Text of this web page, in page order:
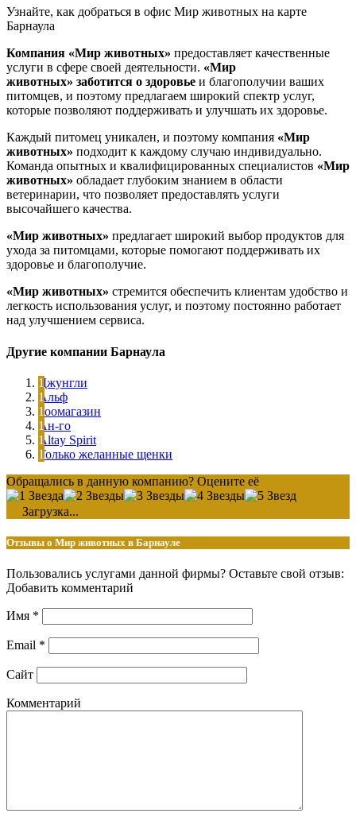
Узнайте, как добраться в офис Мир животных на карте
Барнаула
Компания «Мир животных» предоставляет качественные
услуги в сфере своей деятельности. «Мир
животных» заботится о здоровье и благополучии ваших
питомцев, и поэтому предлагаем широкий спектр услуг,
которые позволяют поддерживать и улучшать их здоровье.
Каждый питомец уникален, и поэтому компания «Мир
животных» подходит к каждому случаю индивидуально.
Команда опытных и квалифицированных специалистов «Мир
животных» обладает глубоким знанием в области
ветеринарии, что позволяет предоставлять услуги
высочайшего качества.
«Мир животных» предлагает широкий выбор продуктов для
ухода за питомцами, которые помогают поддерживать их
здоровье и благополучие.
«Мир животных» стремится обеспечить клиентам удобство и
легкость использования услуг, и поэтому постоянно работает
над улучшением сервиса.
Другие компании Барнаула
Джунгли
Альф
Зоомагазин
Ан-го
Altay Spirit
Только желанные щенки
Обращались в данную компанию? Оцените её
Загрузка...
Отзывы о Мир животных в Барнауле
Пользовались услугами данной фирмы? Оставьте свой отзыв:
Добавить комментарий
Имя *
Email *
Сайт
Комментарий